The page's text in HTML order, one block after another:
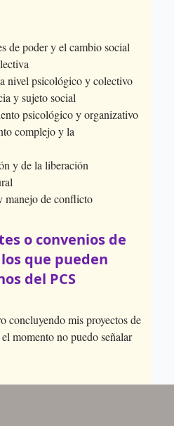
de poder y el cambio social
nivel psicológico y colectivo
y sujeto social
psicológico y organizativo
complejo y la
y de la liberación
manejo de conflicto
o convenios de
que pueden
del PCS
concluyendo mis proyectos de
momento no puedo señalar